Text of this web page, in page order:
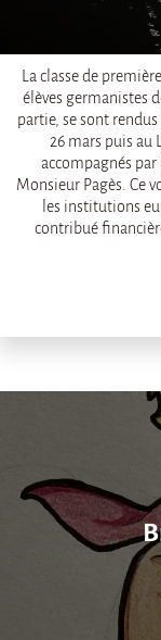
La classe de
élèves germanistes
partie, se sont
26 mars puis au
accompagnés
Monsieur Pagès. Ce
les institutions
contribué